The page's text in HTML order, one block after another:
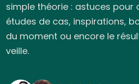
simple théorie : astuces pour
études de cas, inspirations,
du moment ou encore le
veille.